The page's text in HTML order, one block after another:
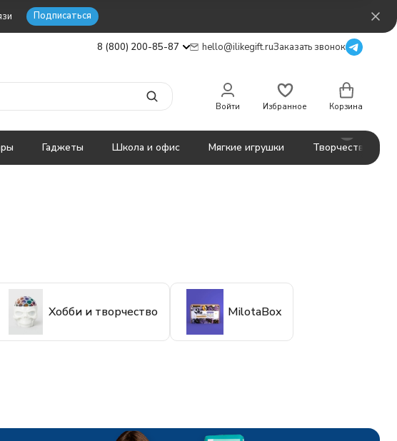
Подписаться
8 (800) 200-85-87 hello@ilikegift.ruЗаказать звонок
Войти Избранное Корзина
Гаджеты Школа и офис Мягкие игрушки Творчество
Хобби и творчество MilotaBox